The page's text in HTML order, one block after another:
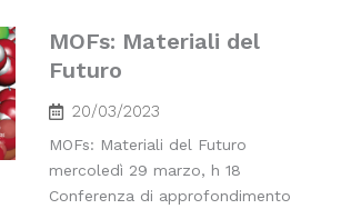
MOFs: Materiali del
Futuro
20/03/2023
MOFs: Materiali del Futuro
mercoledì 29 marzo, h 18
Conferenza di approfondimento